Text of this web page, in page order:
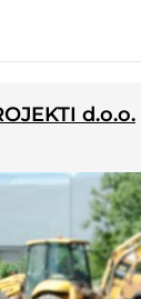
d.o.o.